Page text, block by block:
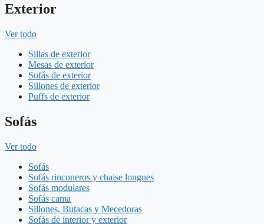
Exterior
Ver todo
Sillas de exterior
Mesas de exterior
Sofás de exterior
Sillones de exterior
Puffs de exterior
Sofás
Ver todo
Sofás
Sofás rinconeros y chaise longues
Sofás modulares
Sofás cama
Sillones, Butacas y Mecedoras
Sofás de interior y exterior